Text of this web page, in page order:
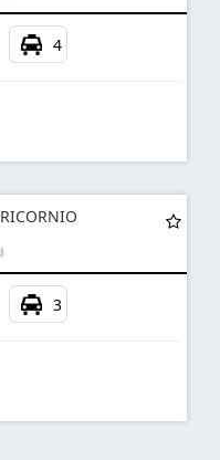
4
3